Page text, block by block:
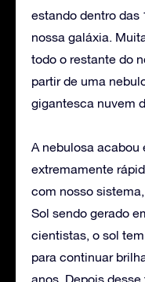
estando dentro das
nossa galáxia.
todo o restante do
partir de uma
gigantesca nuvem
A nebulosa acabou
extremamente
com nosso
Sol sendo gerado
cientistas, o sol
para continuar
anos. Depois